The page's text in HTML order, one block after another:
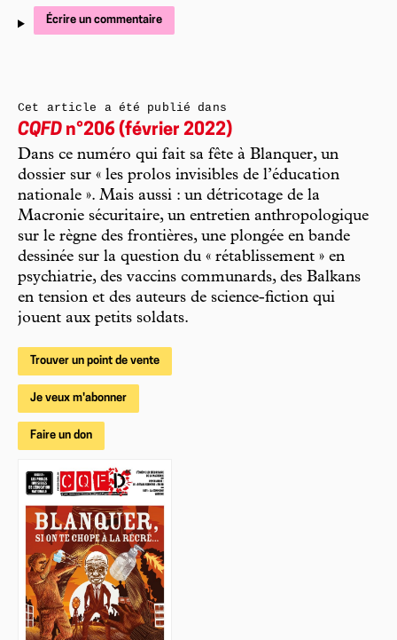
Écrire un commentaire
Cet article a été publié dans
CQFD n°206 (février 2022)
Dans ce numéro qui fait sa fête à Blanquer, un
dossier sur « les prolos invisibles de l’éducation
nationale ». Mais aussi : un détricotage de la
Macronie sécuritaire, un entretien anthropologique
sur le règne des frontières, une plongée en bande
dessinée sur la question du « rétablissement » en
psychiatrie, des vaccins communards, des Balkans
en tension et des auteurs de science-fiction qui
jouent aux petits soldats.
Trouver un point de vente
Je veux m'abonner
Faire un don